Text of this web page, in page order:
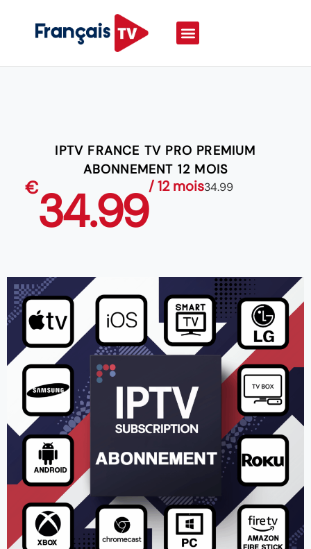
IPTV FRANCE TV PRO PREMIUM
ABONNEMENT 12 MOIS
€34.99/ 12 mois34.99